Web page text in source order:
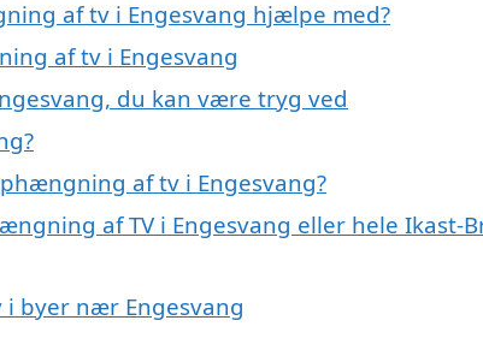
af tv i Engesvang hjælpe med?
af tv i Engesvang
du kan være tryg ved
af tv i Engesvang?
af TV i Engesvang eller hele Ikast-
byer nær Engesvang